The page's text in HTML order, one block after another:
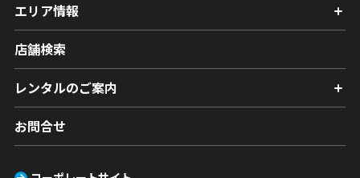
エリア情報
店舗検索
レンタルのご案内
お問合せ